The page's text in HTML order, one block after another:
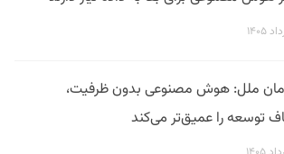
ملل: هوش مصنوعی بدون ظرفیت،
توسعه را عمیق‌تر می‌کند